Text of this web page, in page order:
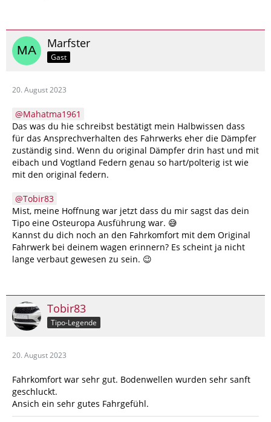
Marfster
Gast
20. August 2023
Mahatma1961
Das was du hie schreibst bestätigt mein Halbwissen dass
für das Ansprechverhalten des Fahrwerks eher die Dämpfer
zuständig sind. Wenn du original Dämpfer drin hast und mit
eibach und Vogtland Federn genau so hart/polterig ist wie
mit den original federn.
Tobir83
Mist, meine Hoffnung war jetzt dass du mir sagst das dein
Tipo eine Osteuropa Ausführung war. 😅
Kannst du dich noch an den Fahrkomfort mit dem Original
Fahrwerk bei deinem wagen erinnern? Es scheint ja nicht
lange verbaut gewesen zu sein. 😉
Tobir83
Tipo-Legende
20. August 2023
Fahrkomfort war sehr gut. Bodenwellen wurden sehr sanft
geschluckt.
Ansich ein sehr gutes Fahrgefühl.